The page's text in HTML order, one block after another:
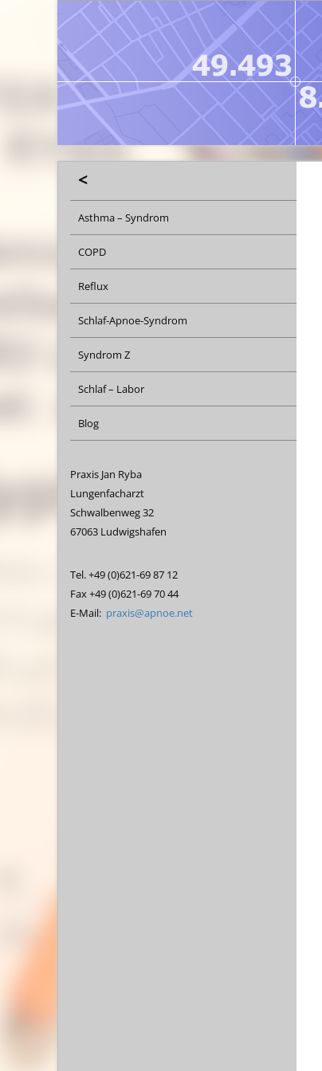
<
Asthma – Syndrom
COPD
Reflux
Schlaf-Apnoe-Syndrom
Syndrom Z
Schlaf – Labor
Blog
Praxis Jan Ryba
Lungenfacharzt
Schwalbenweg 32
67063 Ludwigshafen
Tel. +49 (0)621-69 87 12
Fax +49 (0)621-69 70 44
E-Mail: praxis@apnoe.net